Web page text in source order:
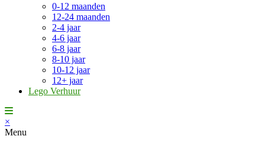
0-12 maanden
12-24 maanden
2-4 jaar
4-6 jaar
6-8 jaar
8-10 jaar
10-12 jaar
12+ jaar
Lego Verhuur
×
Menu